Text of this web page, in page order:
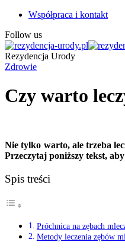
Współpraca i kontakt
Follow us
Rezydencja Urody
Zdrowie
Czy warto
Nie tylko warto, ale trzeba
Przeczytaj poniższy tekst,
Spis treści
Próchnica na zębach
Metody leczenia zębów